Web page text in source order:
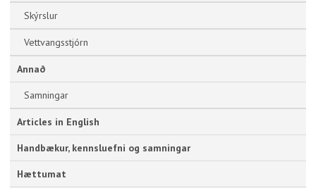
Skýrslur
Vettvangsstjórn
Annað
Samningar
Articles in English
Handbækur, kennsluefni og samningar
Hættumat